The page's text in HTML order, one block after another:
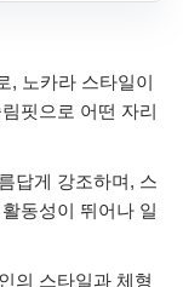
, 노카라 스타일이
핏으로 어떤 자리
답게 강조하며, 스
동성이 뛰어나 일
의 스타일과 체형